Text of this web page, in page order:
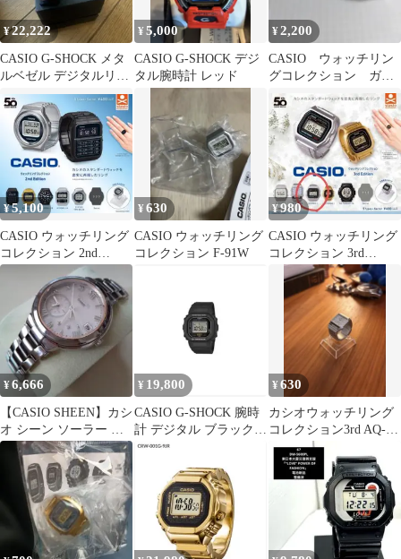
¥22,222
CASIO G-SHOCK メタ
ルベゼル デジタルリン
グ型時計
¥5,000
CASIO G-SHOCK デジ
タル腕時計 レッド
¥2,200
CASIO ウォッチリン
グコレクション ガチ
¥5,100
CASIO ウォッチリング
コレクション 2nd
Edition 全6種 ガチャ
¥630
CASIO ウォッチリング
コレクション F-91W
¥980
CASIO ウォッチリング
コレクション 3rd
Edition A158WA-1
¥6,666
【CASIO SHEEN】カシ
オ シーン ソーラー 稼
働品
¥ 19,800
CASIO G-SHOCK 腕時
計 デジタル ブラック
リングウォッチ
¥630
カシオウォッチリング
コレクション3rd AQ-
800E-7A